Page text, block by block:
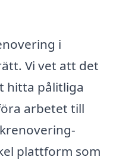
i
Vi vet att det
hitta pålitliga
arbetet till
plattform som